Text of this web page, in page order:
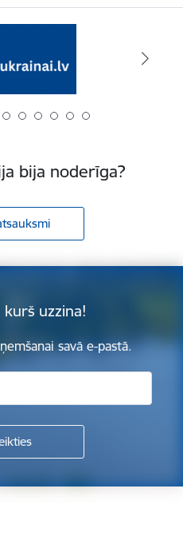
bija noderīga?
kurš uzzina!
savā e-pastā.